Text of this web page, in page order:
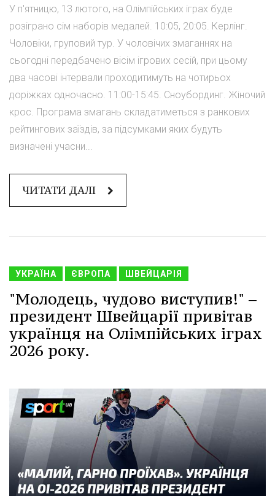
У п'ятницю, 13 лютого, на Олімпійських іграх буде
розіграно сім наборів медалей. 10:05, 20:05. Керлінг.
Чоловіки, груповий тур. У чоловічих змаганнях на
сьогодні передбачено вісім ігрових сесій, при цьому
два часові інтервали проходитимуть на чотирьох
доріжках одночасно. 11:00-15:45. Сноубординг. Жіночий
крос. Програма змагань складатиметься з ранкових
рейтингових заїздів, за підсумками яких будуть
визначені учасни...
ЧИТАТИ ДАЛІ
УКРАЇНА ЄВРОПА ШВЕЙЦАРІЯ
"Молодець, чудово виступив!" –
президент Швейцарії привітав
українця на Олімпійських іграх
2026 року.